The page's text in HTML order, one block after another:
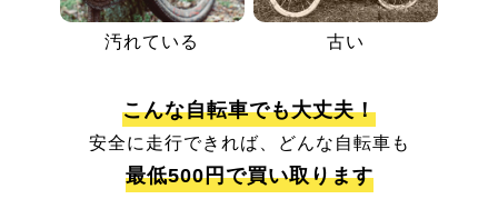
汚れている 古い
こんな自転車でも大丈夫！
安全に走行できれば、どんな自転車も
最低500円で買い取ります